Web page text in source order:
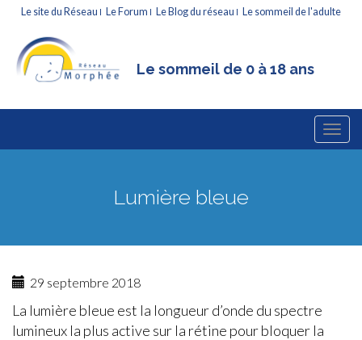
Le site du Réseau Le Forum Le Blog du réseau Le sommeil de l'adulte
Le sommeil de 0 à 18 ans
principal
Lumière bleue
29 septembre 2018
La lumière bleue est la longueur d’onde du spectre
lumineux la plus active sur la rétine pour bloquer la